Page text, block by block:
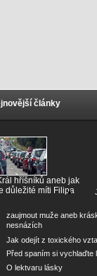
články
hříšníků aneb jak
důležité míti Filipa
zaujmout muže aneb
nesnázích
Jak odejít z toxického
Před spaním si vychlaďte
O lektvaru lásky